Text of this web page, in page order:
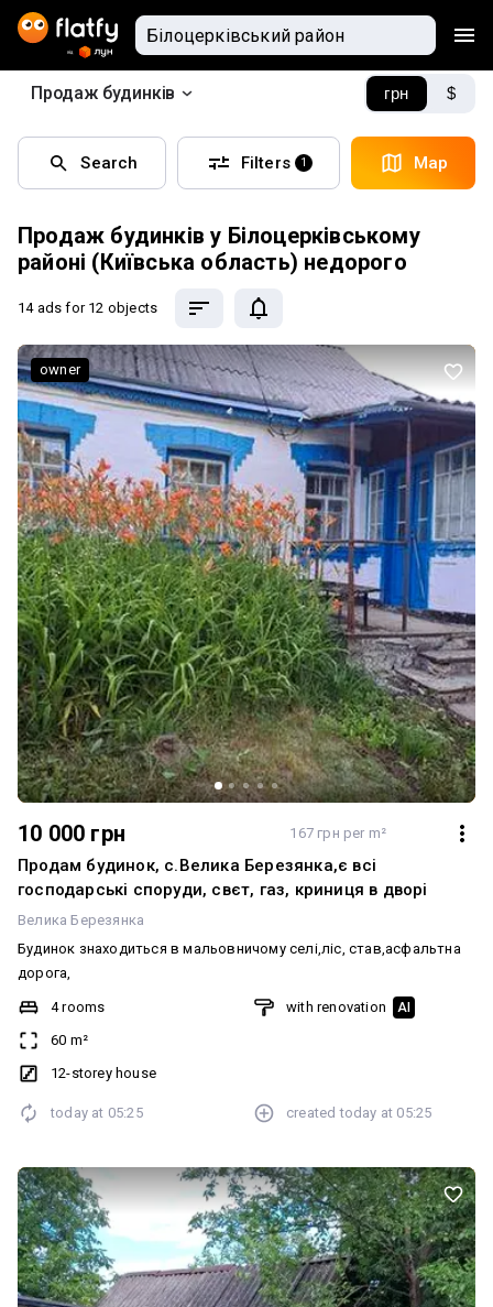
Продаж будинків грн $
Search Filters 1 Map
Продаж будинків у Білоцерківському
районі (Київська область) недорого
14 ads for 12 objects
10 000 грн 167 грн per m²
Продам будинок, с.Велика Березянка,є всі
господарські споруди, свєт, газ, криниця в дворі
Велика Березянка
Будинок знаходиться в мальовничому селі,ліс, став,асфальтна
дорога,
4 rooms
60 m²
12-storey house
with renovation AI
today at 05:25 created today at 05:25
owner